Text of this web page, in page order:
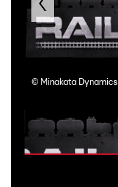
© Minakata Dynamics